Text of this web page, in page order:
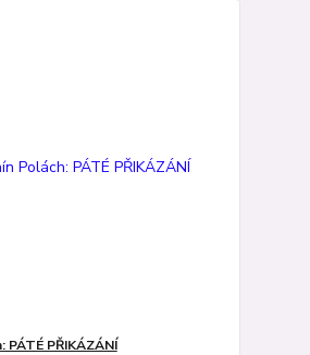
PŘIKÁZÁNÍ